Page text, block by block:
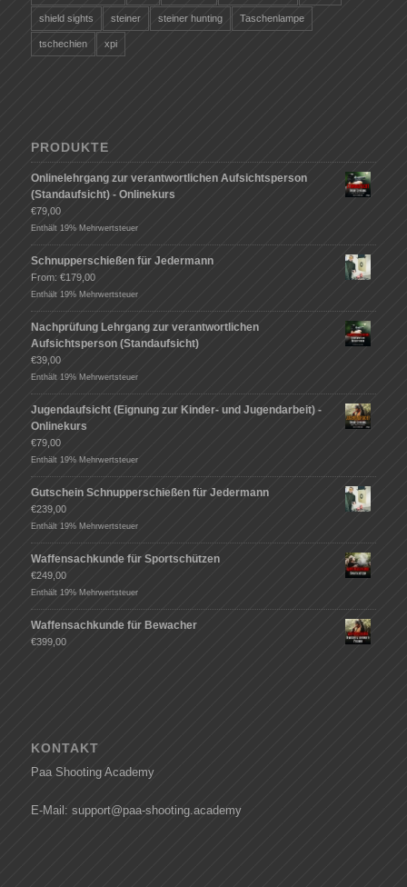
shield sights steiner steiner hunting Taschenlampe
tschechien xpi
PRODUKTE
Onlinelehrgang zur verantwortlichen Aufsichtsperson
(Standaufsicht) - Onlinekurs
€79,00
Enthält 19% Mehrwertsteuer
Schnupperschießen für Jedermann
From: €179,00
Enthält 19% Mehrwertsteuer
Nachprüfung Lehrgang zur verantwortlichen
Aufsichtsperson (Standaufsicht)
€39,00
Enthält 19% Mehrwertsteuer
Jugendaufsicht (Eignung zur Kinder- und Jugendarbeit) -
Onlinekurs
€79,00
Enthält 19% Mehrwertsteuer
Gutschein Schnupperschießen für Jedermann
€239,00
Enthält 19% Mehrwertsteuer
Waffensachkunde für Sportschützen
€249,00
Enthält 19% Mehrwertsteuer
Waffensachkunde für Bewacher
€399,00
KONTAKT
Paa Shooting Academy
E-Mail: support@paa-shooting.academy